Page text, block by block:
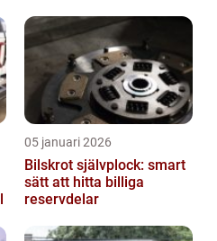
05 januari 2026
Bilskrot självplock: smart
sätt att hitta billiga
reservdelar